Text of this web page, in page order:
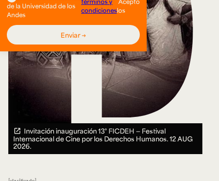
Invitación inauguración 13° FICDEH — Festival
Internacional de Cine por los Derechos Humanos.12 AUG
2026.